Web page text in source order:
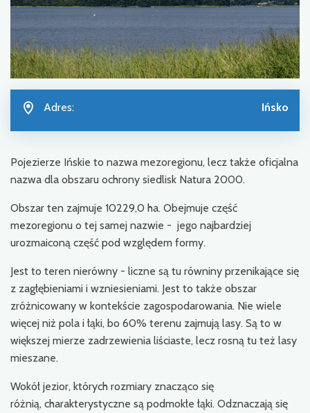
Adres: Ińsko
Pojezierze Ińskie to nazwa mezoregionu, lecz także oficjalna
nazwa dla obszaru ochrony siedlisk Natura 2000.
Obszar ten zajmuje 10229,0 ha. Obejmuje część
mezoregionu o tej samej nazwie - jego najbardziej
urozmaiconą część pod względem formy.
Jest to teren nierówny - liczne są tu równiny przenikające się
z zagłębieniami i wzniesieniami. Jest to także obszar
zróżnicowany w kontekście zagospodarowania. Nie wiele
więcej niż pola i łąki, bo 60% terenu zajmują lasy. Są to w
większej mierze zadrzewienia liściaste, lecz rosną tu też lasy
mieszane.
Wokół jezior, których rozmiary znacząco się
różnią, charakterystyczne są podmokłe łąki. Odznaczają się